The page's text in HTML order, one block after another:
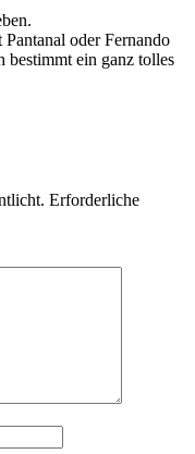
oder Fernando
bestimmt ein ganz tolles
Erforderliche